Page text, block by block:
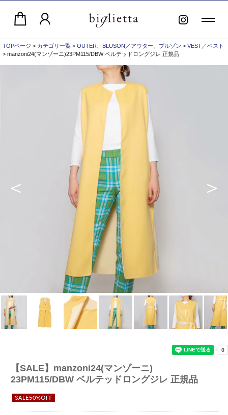
TOPページ > カテゴリ一覧 > OUTER、BLUSON／アウター、ブルゾン > VEST／ベスト
> manzoni24(マンゾーニ)23PM115/DBW ベルテッドロングジレ 正規品
【SALE】 manzoni24(マンゾーニ)
23PM115/DBW ベルテッドロングジレ 正規品